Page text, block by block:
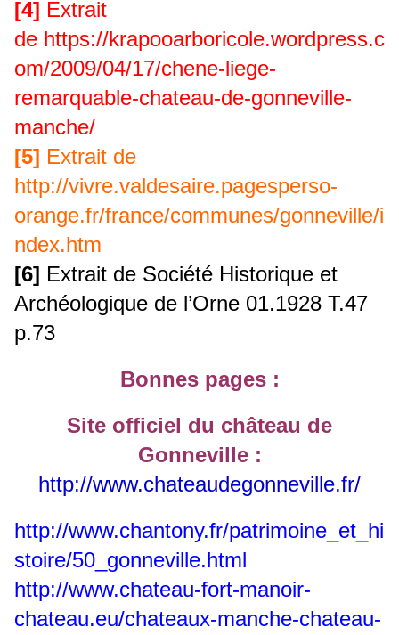
[4] Extrait
de https://krapooarboricole.wordpress.c
om/2009/04/17/chene-liege-
remarquable-chateau-de-gonneville-
manche/
[5] Extrait de
http://vivre.valdesaire.pagesperso-
orange.fr/france/communes/gonneville/i
ndex.htm
[6] Extrait de Société Historique et
Archéologique de l’Orne 01.1928 T.47
p.73
Bonnes pages :
Site officiel du château de
Gonneville :
http://www.chateaudegonneville.fr/
http://www.chantony.fr/patrimoine_et_hi
stoire/50_gonneville.html
http://www.chateau-fort-manoir-
chateau.eu/chateaux-manche-chateau-